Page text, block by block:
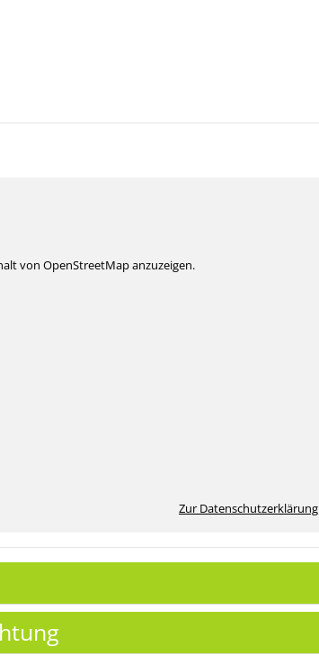
von OpenStreetMap anzuzeigen.
Zur Datenschutzerklärung